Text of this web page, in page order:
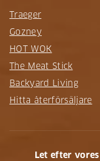
Traeger
Gozney
HOT WOK
The Meat Stick
Backyard Living
Hitta återförsäljare
Let efter